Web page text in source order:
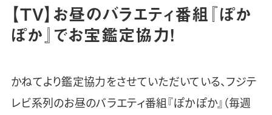
【TV】お昼のバラエティ番組『ぽか
ぽか』でお宝鑑定協力！
かねてより鑑定協力をさせていただいている、フジテ
レビ系列のお昼のバラエティ番組『ぽかぽか』（毎週